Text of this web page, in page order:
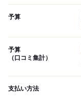
予算
予算
（口コミ集計）
支払い方法